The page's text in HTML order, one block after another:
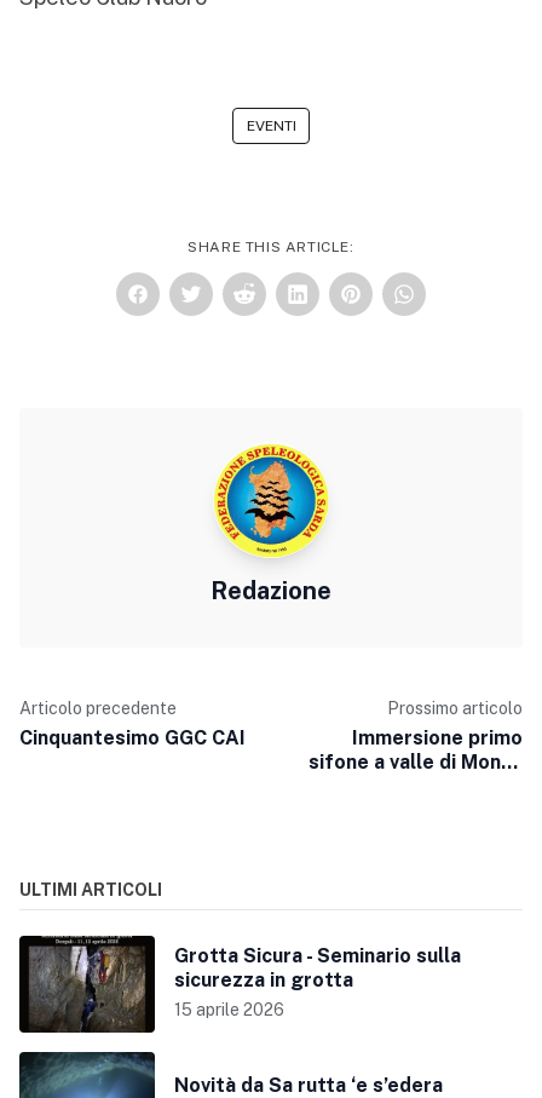
EVENTI
SHARE THIS ARTICLE:
Redazione
Articolo precedente
Cinquantesimo GGC CAI
Prossimo articolo
Immersione primo
sifone a valle di Monte
ULTIMI ARTICOLI
Grotta Sicura - Seminario sulla
sicurezza in grotta
15 aprile 2026
Novità da Sa rutta ‘e s’edera